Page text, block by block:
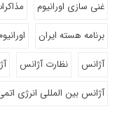
غنی سازی اورانیوم
برنامه هسته ایران
آژانس
نظارت آژانس
آژانس بین المللی انرژی